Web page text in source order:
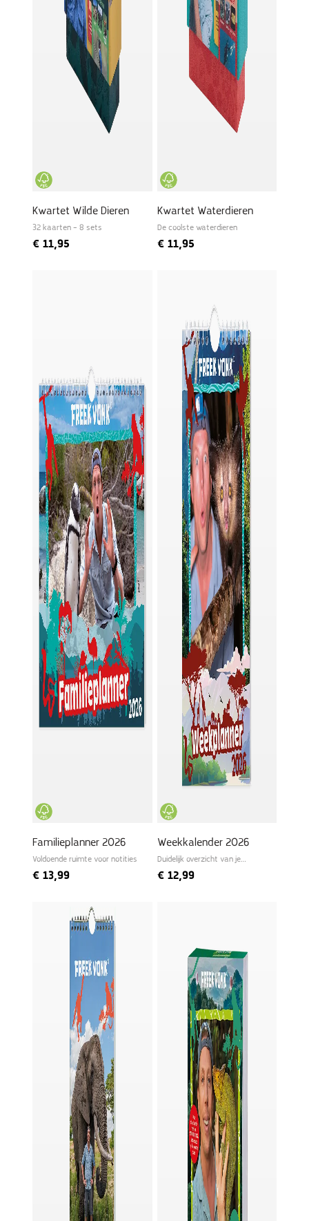
Kwartet Wilde Dieren
32 kaarten – 8 sets
€ 11,95
Kwartet Waterdieren
De coolste waterdieren
€11,95
Familieplanner 2026
Voldoende ruimte voor notities
€ 13,99
Weekkalender 2026
Duidelijk overzicht van je
€12,99